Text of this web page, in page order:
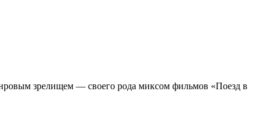
зрелищeм — своего рода миксом фильмов «Поезд в